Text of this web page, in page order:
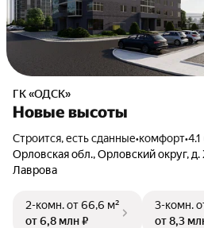
ГК «ОДСК»
Новые высоты
Строится, есть сданные•комфорт•
Орловская обл., Орловский округ,
Лаврова
2-комн.от 66,6 м²
от 6,8 млн ₽
3-комн.
от 8,3